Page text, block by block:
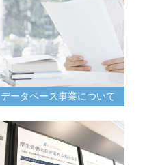
データベース事業について